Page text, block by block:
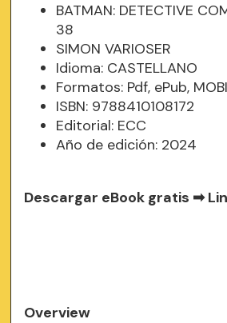
BATMAN: DETECTIVE
38
SIMON VARIOSER
Idioma: CASTELLANO
Formatos: Pdf, ePub,
ISBN: 9788410108172
Editorial: ECC
Año de edición: 2024
Descargar eBook gratis ➡
Overview